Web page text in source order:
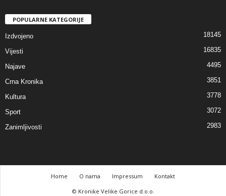
POPULARNE KATEGORIJE
Izdvojeno 18145
Vijesti 16835
Najave 4495
Crna Kronika 3851
Kultura 3778
Sport 3072
Zanimljivosti 2983
Home O nama Impressum
Kontakt
© Kronike Velike Gorice d.o.o.